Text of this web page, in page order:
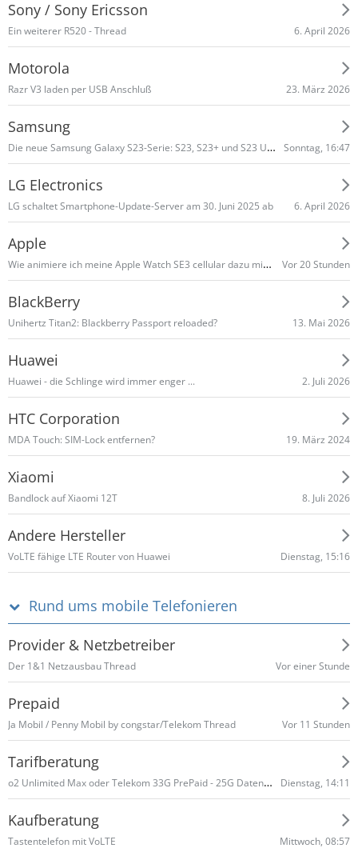
Sony / Sony Ericsson
Ein weiterer R520 - Thread 6. April 2026
Motorola
Razr V3 laden per USB Anschluß 23. März 2026
Samsung
Die neue Samsung Galaxy S23-Serie: S23, S23+ und S23 Ultra Sonntag, 16:47
LG Electronics
LG schaltet Smart­phone-Update-Server am 30. Juni 2025 ab 6. April 2026
Apple
Wie animiere ich meine Apple Watch SE3 cellular dazu mir Whatsapp Nachrichten zu signalisieren? Vor 20 Stunden
BlackBerry
Unihertz Titan2: Blackberry Passport reloaded? 13. Mai 2026
Huawei
Huawei - die Schlinge wird immer enger ... 2. Juli 2026
HTC Corporation
MDA Touch: SIM-Lock entfernen? 19. März 2024
Xiaomi
Bandlock auf Xiaomi 12T 8. Juli 2026
Andere Hersteller
VoLTE fähige LTE Router von Huawei Dienstag, 15:16
Rund ums mobile Telefonieren
Provider & Netzbetreiber
Der 1&1 Netzausbau Thread Vor einer Stunde
Prepaid
Ja Mobil / Penny Mobil by congstar/Telekom Thread Vor 11 Stunden
Tarifberatung
o2 Unlimited Max oder Telekom 33G PrePaid - 25G Datennutzung Normalfall Dienstag, 14:11
Kaufberatung
Tastentelefon mit VoLTE Mittwoch, 08:57